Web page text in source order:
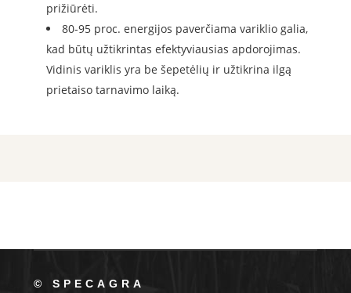
prižiūrėti.
80-95 proc. energijos paverčiama variklio galia,
kad būtų užtikrintas efektyviausias apdorojimas.
Vidinis variklis yra be šepetėlių ir užtikrina ilgą
prietaiso tarnavimo laiką.
© SPECAGRA